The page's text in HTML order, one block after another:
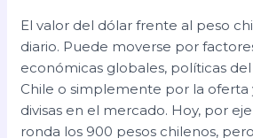
El valor del dólar frente al peso
diario. Puede moverse por
económicas globales, políticas
Chile o simplemente por la oferta
divisas en el mercado. Hoy, por
ronda los 900 pesos chilenos,